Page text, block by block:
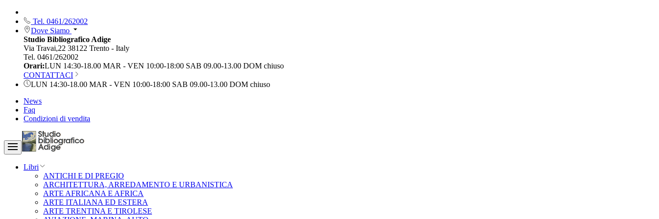
Tel. 0461/262002
Dove Siamo
Studio Bibliografico Adige
Via Travai,22 38122 Trento - Italy
Tel. 0461/262002
Orari:LUN 14:30-18.00 MAR - VEN 10:00-18:00 SAB 09.00-13.00 DOM chiuso
CONTATTACI
LUN 14:30-18.00 MAR - VEN 10:00-18:00 SAB 09.00-13.00 DOM chiuso
News
Faq
Condizioni di vendita
Libri
ANTICHI E DI PREGIO
ARCHITETTURA, ARREDAMENTO E URBANISTICA
ARTE AFRICANA E AFRICA
ARTE ITALIANA ED ESTERA
ARTE TRENTINA E TIROLESE